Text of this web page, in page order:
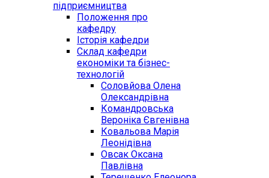
підприємництва
Положення про
кафедру
Історія кафедри
Склад кафедри
економіки та бізнес-
технологій
Соловйова Олена
Олександрівна
Командровська
Вероніка Євгенівна
Ковальова Марія
Леонідівна
Овсак Оксана
Павлівна